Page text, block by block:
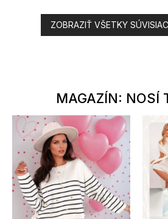
ZOBRAZIŤ VŠETKY
MAGAZÍN: NOSÍ